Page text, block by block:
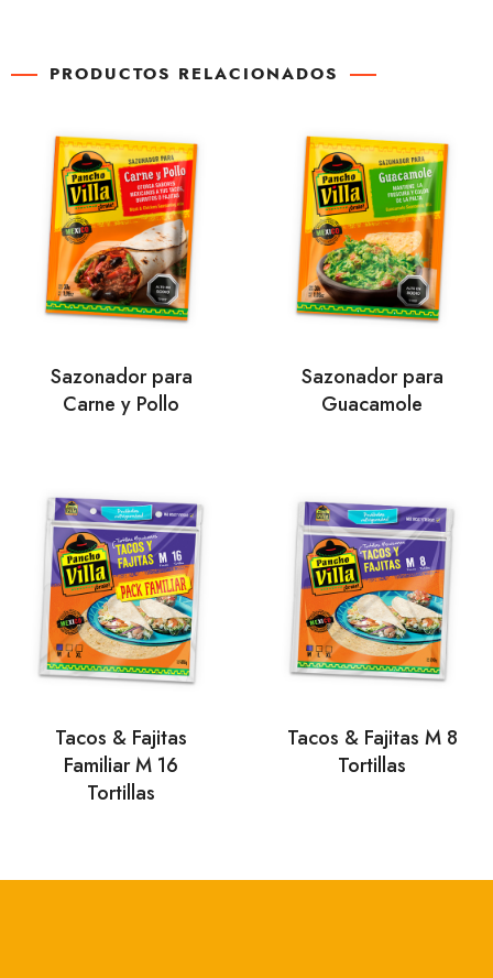
PRODUCTOS RELACIONADOS
Sazonador para
Carne y Pollo
Sazonador para
Guacamole
Tacos & Fajitas
Familiar M 16
Tortillas
Tacos & Fajitas M 8
Tortillas